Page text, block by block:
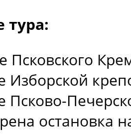
тура:
Псковского
Изборской
Псково-
остановка